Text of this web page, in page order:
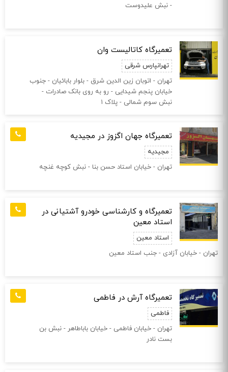
- نبش علیدوست
تعمیرگاه کاتالیست وان
تهرانپارس شرقی
تهران - اتوبان زین الدین شرق - بلوار بابائیان - جنوب
خیابان پنجم شیدایی - رو به روی بانک صادرات -
نبش سوم شمالی - پلاک ۱
تعمیرگاه جهان اگزوز در مجیدیه
مجیدیه
تهران - خیابان استاد حسن بنا - نبش کوچه غنچه
تعمیرگاه و کارشناسی خودرو آشتیانی در
استاد معین
استاد معین
تهران - خیابان آزادی - جنب استاد معین
تعمیرگاه آرش در فاطمی
فاطمی
تهران - خیابان فاطمی - خیابان باباطاهر - نبش بن
بست نادر